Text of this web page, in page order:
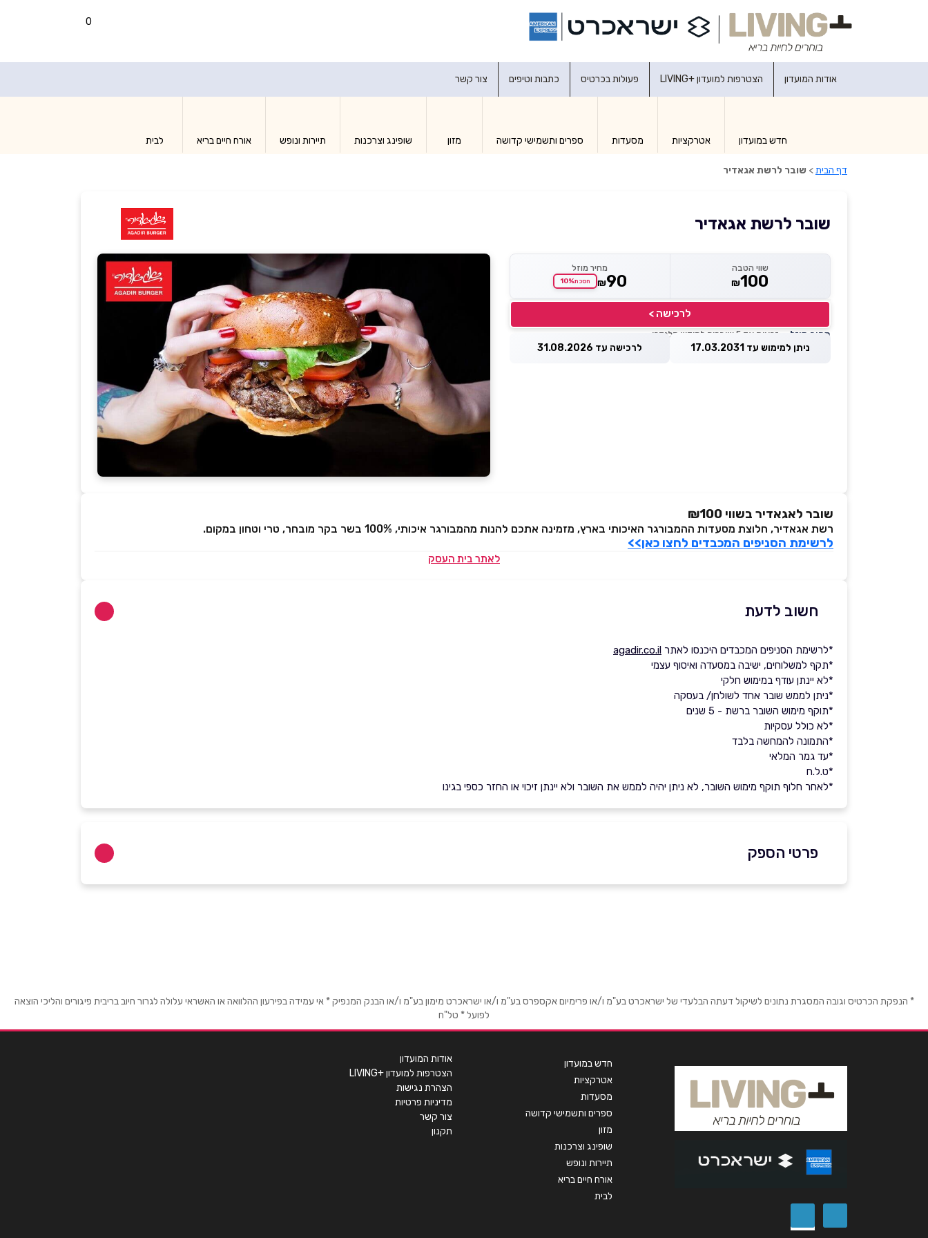
0
אודות המועדון הצטרפות למועדון +LIVING פעולות בכרטיס כתבות וטיפים צור קשר
חדש במועדון אטרקציות מסעדות ספרים ותשמישי קדושה מזון שופינג וצרכנות תיירות ונופש אורח חיים בריא לבית
דף הבית> שובר לרשת אגאדיר
שובר לרשת אגאדיר
שווי הטבה
₪100
מחיר מוזל
₪90 חסכת10%
לרכישה >
מחיר מוזל — זכאות עד 5 שוברים לחודש קלנדרי
ניתן למימוש עד 17.03.2031 לרכישה עד 31.08.2026
שובר לאגאדיר בשווי ₪100
רשת אגאדיר, חלוצת מסעדות ההמבורגר האיכותי בארץ, מזמינה אתכם להנות מהמבורגר איכותי, 100% בשר בקר מובחר, טרי וטחון במקום.
לרשימת הסניפים המכבדים לחצו כאן>>
לאתר בית העסק
חשוב לדעת
*לרשימת הסניפים המכבדים היכנסו לאתר agadir.co.il
*תקף למשלוחים, ישיבה במסעדה ואיסוף עצמי
*לא יינתן עודף במימוש חלקי
*ניתן לממש שובר אחד לשולחן/ בעסקה
*תוקף מימוש השובר ברשת - 5 שנים
*לא כולל עסקיות
*התמונה להמחשה בלבד
*עד גמר המלאי
*ט.ל.ח
*לאחר חלוף תוקף מימוש השובר, לא ניתן יהיה לממש את השובר ולא יינתן זיכוי או החזר כספי בגינו
פרטי הספק
נושא*
אנא חזרו אלי בקשר ל...
* הנפקת הכרטיס וגובה המסגרת נתונים לשיקול דעתה הבלעדי של ישראכרט בע"מ ו/או פרימיום אקספרס בע"מ ו/או ישראכרט מימון בע"מ ו/או הבנק המנפיק * אי עמידה בפירעון ההלוואה או האשראי עלולה לגרור חיוב בריבית פיגורים והליכי הוצאה
לפועל * טל"ח
חדש במועדון
אטרקציות
מסעדות
ספרים ותשמישי קדושה
מזון
שופינג וצרכנות
תיירות ונופש
אורח חיים בריא
לבית
אודות המועדון
הצטרפות למועדון +LIVING
הצהרת נגישות
מדיניות פרטיות
צור קשר
תקנון